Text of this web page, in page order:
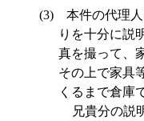
(3)本件の代理人
りを十分に説
真を撮って、
その上で家具
くるまで倉庫
兄貴分の説